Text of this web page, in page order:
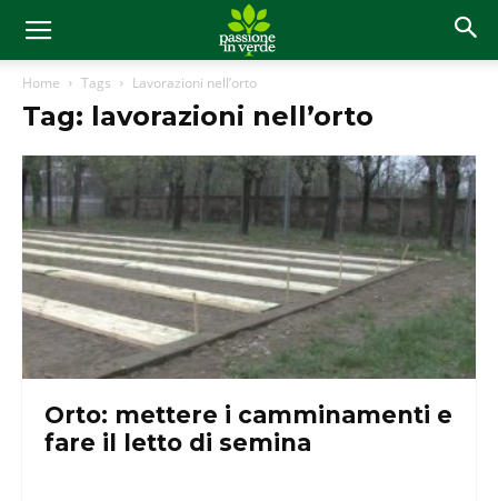
Home Tags Lavorazioni nell’orto
Tag: lavorazioni nell’orto
Orto: mettere i camminamenti e
fare il letto di semina